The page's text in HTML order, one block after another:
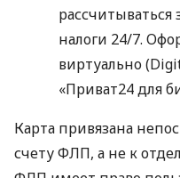
рассчитываться
налоги 24/7.
виртуально
«Приват24 для
Карта привязана
счету ФЛП, а не к